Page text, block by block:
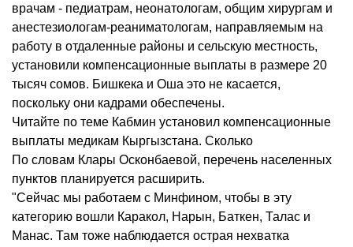
врачам - педиатрам, неонатологам, общим хирургам и
анестезиологам-реаниматологам, направляемым на
работу в отдаленные районы и сельскую местность,
установили компенсационные выплаты в размере 20
тысяч сомов. Бишкека и Оша это не касается,
поскольку они кадрами обеспечены.
Читайте по теме Кабмин установил компенсационные
выплаты медикам Кыргызстана. Сколько
По словам Клары Осконбаевой, перечень населенных
пунктов планируется расширить.
"Сейчас мы работаем с Минфином, чтобы в эту
категорию вошли Каракол, Нарын, Баткен, Талас и
Манас. Там тоже наблюдается острая нехватка